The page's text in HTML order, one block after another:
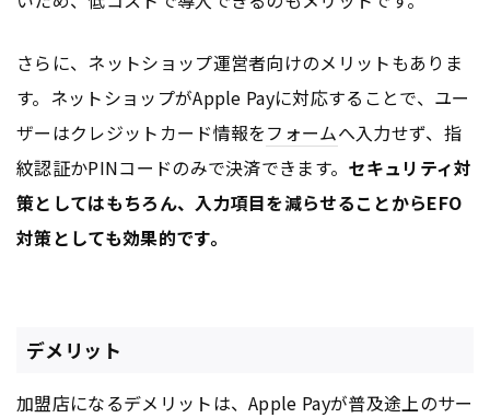
さらに、ネットショップ運営者向けのメリットもありま
す。ネットショップがApple Payに対応することで、ユー
ザーはクレジットカード情報をフォームへ入力せず、指
紋認証かPINコードのみで決済できます。 セキュリティ対
策としてはもちろん、入力項目を減らせることからEFO
対策としても効果的です。
デメリット
加盟店になるデメリットは、Apple Payが普及途上のサー